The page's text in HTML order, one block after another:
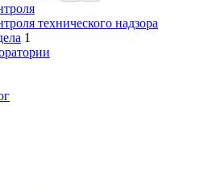
технического надзора
1